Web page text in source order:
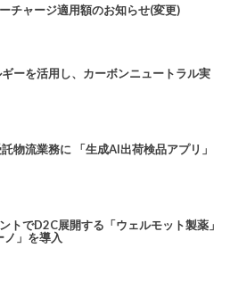
ャージ適用額のお知らせ(変更)
ーを活用し、カーボンニュートラル実
物流業務に 「生成AI出荷検品アプリ」
トでD2C展開する「ウェルモット製薬」
ノ」を導入